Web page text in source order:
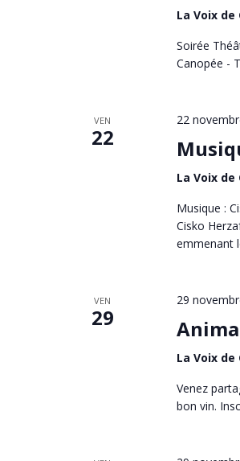
La Voix de
Soirée
Canopée -
VEN
22
22
La Voix de
Musique :
Cisko
emmenant
VEN
29
29
La Voix de
Venez
bon vin.